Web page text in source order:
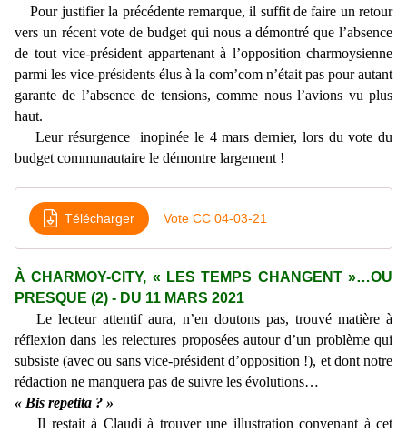
Pour justifier la précédente remarque, il suffit de faire un retour
vers un récent vote de budget qui nous a démontré que l’absence
de tout vice-président appartenant à l’opposition charmoysienne
parmi les vice-présidents élus à la com’com n’était pas pour autant
garante de l’absence de tensions, comme nous l’avions vu plus
haut.
Leur résurgence inopinée le 4 mars dernier, lors du vote du
budget communautaire le démontre largement !
Télécharger Vote CC 04-03-21
À CHARMOY-CITY, « LES TEMPS CHANGENT »…OU
PRESQUE (2) - DU 11 MARS 2021
Le lecteur attentif aura, n’en doutons pas, trouvé matière à
réflexion dans les relectures proposées autour d’un problème qui
subsiste (avec ou sans vice-président d’opposition !), et dont notre
rédaction ne manquera pas de suivre les évolutions…
« Bis repetita ? »
Il restait à Claudi à trouver une illustration convenant à cet